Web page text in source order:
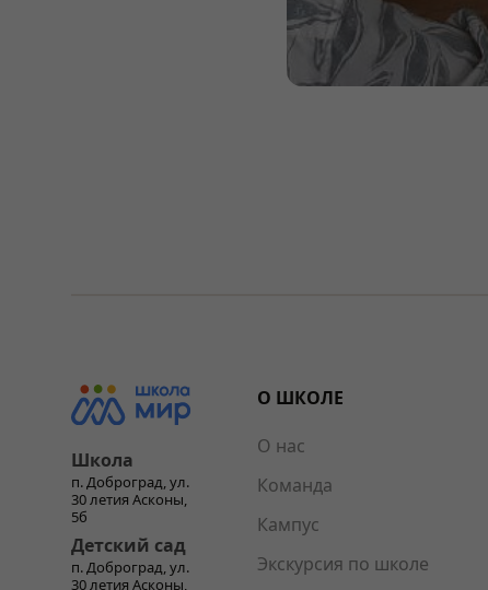
Школа
п. Доброград, ул.
30 летия Асконы,
5б
Детский сад
п. Доброград, ул.
30 летия Асконы,
О ШКОЛЕ
О нас
Команда
Кампус
Экскурсия по школе